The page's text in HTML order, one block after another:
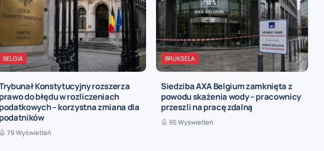
BELGIA
Konstytucyjny rozszerza
prawo do błędu w rozliczeniach
podatkowych – korzystna zmiana dla
podatników
79 Wyświetleń
BRUKSELA
Siedziba AXA Belgium zamknięta z
powodu skażenia wody – pracownicy
przeszli na pracę zdalną
95 Wyświetleń